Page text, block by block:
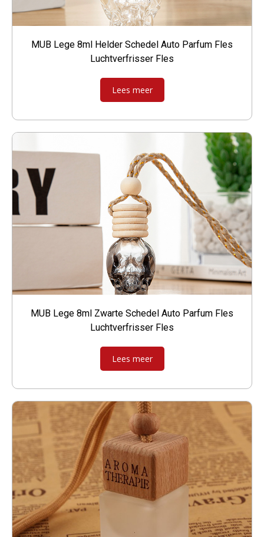
MUB Lege 8ml Helder Schedel Auto Parfum Fles
Luchtverfrisser Fles
Lees meer
MUB Lege 8ml Zwarte Schedel Auto Parfum Fles
Luchtverfrisser Fles
Lees meer